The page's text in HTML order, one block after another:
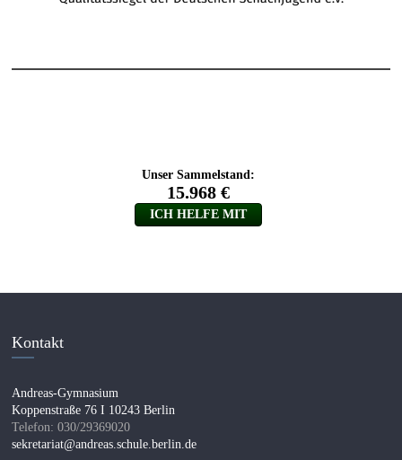
Kontakt
Andreas-Gymnasium
Koppenstraße 76 I 10243 Berlin
Telefon: 030/29369020
sekretariat@andreas.schule.berlin.de